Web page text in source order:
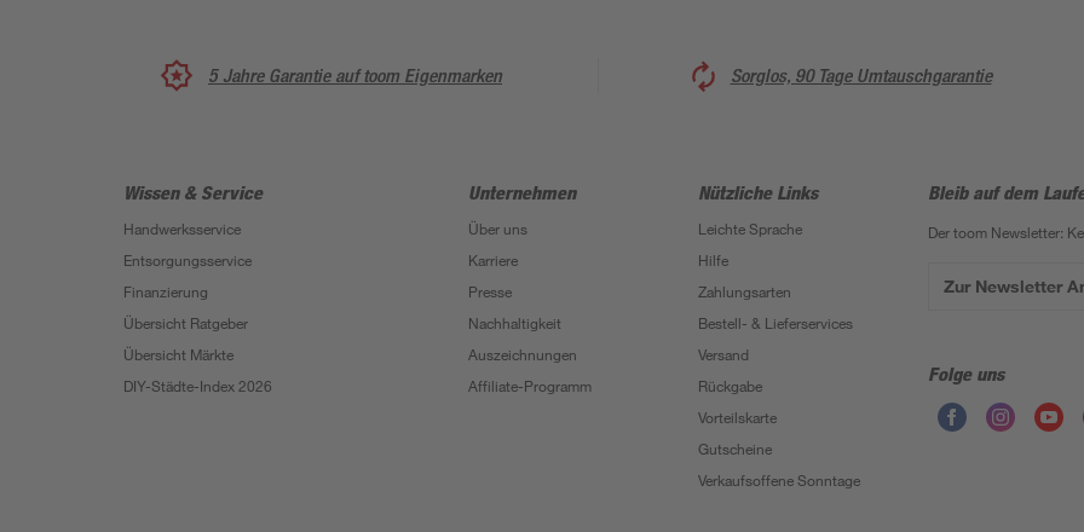
5 Jahre Garantie auf toom Eigenmarken Sorglos, 90 Tage Umtauschgarantie
Wissen & Service
Handwerksservice
Entsorgungsservice
Finanzierung
Übersicht Ratgeber
Übersicht Märkte
DIY-Städte-Index 2026
Unternehmen
Über uns
Karriere
Presse
Nachhaltigkeit
Auszeichnungen
Affiliate-Programm
Nützliche Links
Leichte Sprache
Hilfe
Zahlungsarten
Bestell- & Lieferservices
Versand
Rückgabe
Vorteilskarte
Gutscheine
Verkaufsoffene Sonntage
Bleib auf dem
Der toom Newsletter:
Zur Newsletter
Folge uns